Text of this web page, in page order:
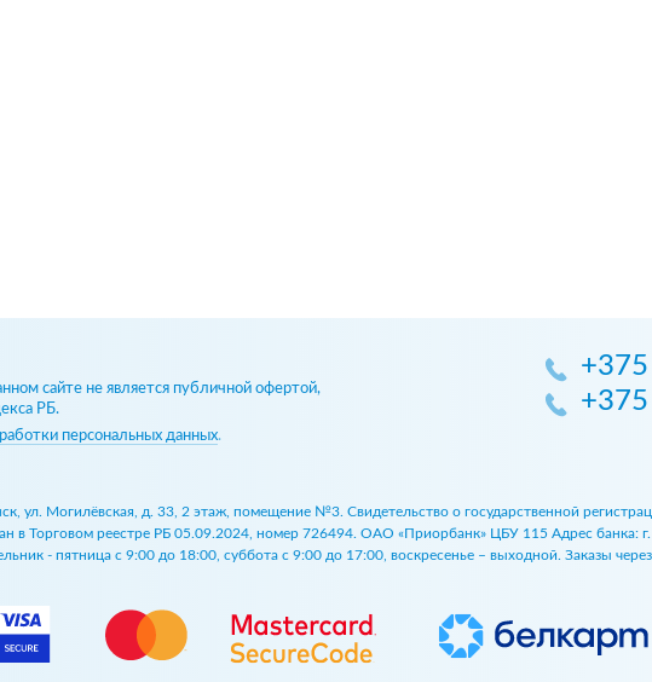
сайте не является публичной офертой,
РБ.
персональных данных.
ул. Могилёвская, д. 33, 2 этаж, помещение №3. Свидетельство о государственной
в Торговом реестре РБ 05.09.2024, номер 726494. ОАО «Приорбанк» ЦБУ 115 Адрес банка:
- пятница с 9:00 до 18:00, суббота с 9:00 до 17:00, воскресенье – выходной. Заказы